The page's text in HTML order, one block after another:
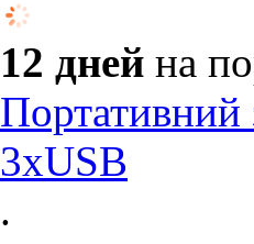
12 дней на
Портативний
3хUSB
.